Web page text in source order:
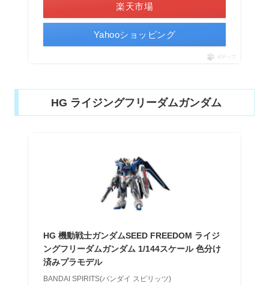
楽天市場
Yahooショッピング
ポチップ
HG ライジングフリーダムガンダム
HG 機動戦士ガンダムSEED FREEDOM ライジ
ングフリーダムガンダム 1/144スケール 色分け
済みプラモデル
BANDAI SPIRITS(バンダイ スピリッツ)